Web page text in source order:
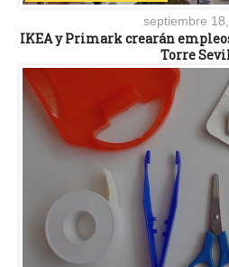
septiembre
IKEA y Primark crearán
Torre